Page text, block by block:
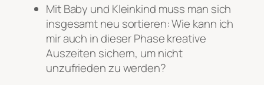
Mit Baby und Kleinkind muss man sich
insgesamt neu sortieren: Wie kann ich
mir auch in dieser Phase kreative
Auszeiten sichern, um nicht
unzufrieden zu werden?